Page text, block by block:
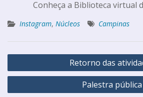
Conheça a Biblioteca virtual
Instagram, Núcleos Campinas
Retorno das
Palestra pública